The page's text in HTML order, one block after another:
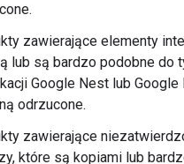
zawierające elementy
lub są bardzo podobne do
Google Nest lub Google
odrzucone.
zawierające
które są kopiami lub